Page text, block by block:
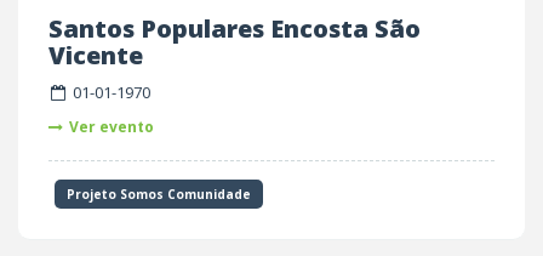
Santos Populares Encosta São
Vicente
01-01-1970
Ver evento
Projeto Somos Comunidade